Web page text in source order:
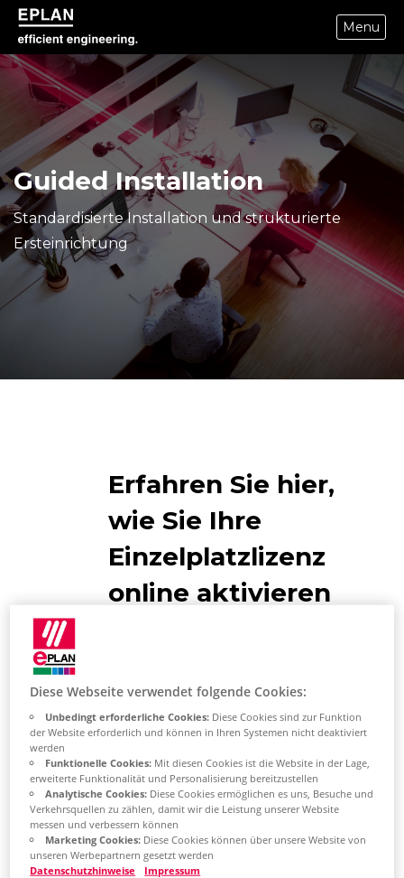
epulse.com home
Menu
Guided Installation
Standardisierte Installation und strukturierte
Ersteinrichtung
Erfahren Sie hier,
wie Sie Ihre
Einzelplatzlizenz
online aktivieren
Stellen Sie sicher, dass Sie eine
stabile Internet Verbindung auf
Ihrem PC haben.
Stellen Sie sicher, dass Ihr
Browser und Ihre
Internetoptionen
aktuellen Stand sind.
Diese Webseite verwendet folgende Cookies:
Unbedingt erforderliche Cookies:Diese Cookies sind zur Funktion
der Website erforderlich und können in Ihren Systemen nicht deaktiviert
werden
Funktionelle Cookies:Mit diesen Cookies ist die Website in der Lage,
erweiterte Funktionalität und Personalisierung bereitzustellen
Analytische Cookies:Diese Cookies ermöglichen es uns, Besuche und
Verkehrsquellen zu zählen, damit wir die Leistung unserer Website
messen und verbessern können
Marketing Cookies:Diese Cookies können über unsere Website von
unseren Werbepartnern gesetzt werden
Datenschutzhinweise
Impressum